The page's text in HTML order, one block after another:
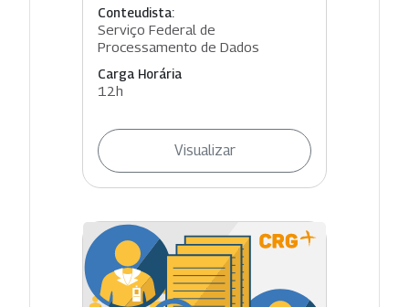
Conteudista:
Serviço Federal de
Processamento de Dados
Carga Horária
12h
Visualizar